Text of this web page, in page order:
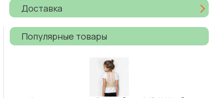
Доставка
Популярные товары